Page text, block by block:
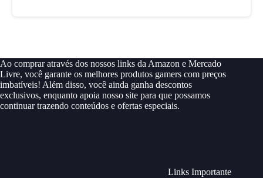
Ao comprar através dos nossos links da Amazon e Mercado
Livre, você garante os melhores produtos gamers com preços
imbatíveis! Além disso, você ainda ganha descontos
exclusivos, enquanto apoia nosso site para que possamos
continuar trazendo conteúdos e ofertas especiais.
Links Importante